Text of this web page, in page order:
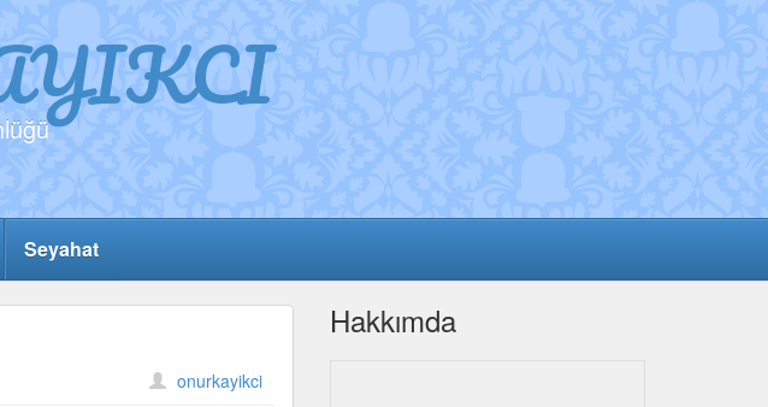
Seyahat
onurkayikci
Hakkımda